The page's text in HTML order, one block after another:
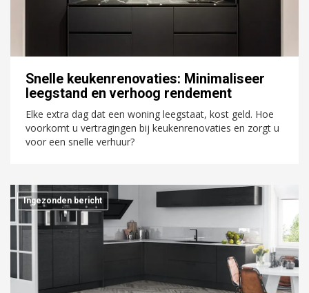
Snelle keukenrenovaties: Minimaliseer
leegstand en verhoog rendement
Elke extra dag dat een woning leegstaat, kost geld. Hoe
voorkomt u vertragingen bij keukenrenovaties en zorgt u
voor een snelle verhuur?
Ingezonden bericht